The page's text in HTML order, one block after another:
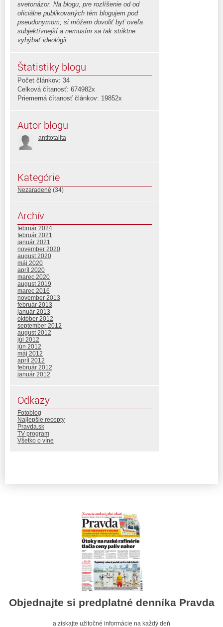
svetonázor. Na blogu, pre rozlíšenie od od
oficiálne publikovaných tém blogujem pod
pseudonymom, si môžem dovoliť byť oveľa
subjektívnejší a nemusím sa tak striktne
vyhýbať ideológii.
Štatistiky blogu
Počet článkov: 34
Celková čítanosť: 674982x
Priemerná čítanosť článkov: 19852x
Autor blogu
antitotalita
Kategórie
Nezaradené (34)
Archív
február 2024
február 2021
január 2021
november 2020
august 2020
máj 2020
apríl 2020
marec 2020
august 2019
marec 2016
november 2013
február 2013
január 2013
október 2012
september 2012
august 2012
júl 2012
jún 2012
máj 2012
apríl 2012
február 2012
január 2012
Odkazy
Fotoblog
Najlepšie recepty
Pravda.sk
TV program
Všetko o víne
Objednajte si predplatné denníka Pravda
a získajte užitočné informácie na každý deň